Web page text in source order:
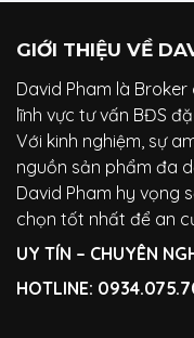
GIỚI THIỆU VỀ
David Pham là
lĩnh vực tư vấn BĐS
Với kinh nghiệm, sự
nguồn sản phẩm đa
David Pham hy vọng
chọn tốt nhất để an
UY TÍN – CHUYÊN
HOTLINE: